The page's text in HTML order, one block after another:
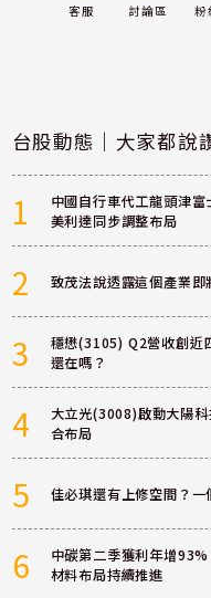
客服 討論區 粉
台股動態｜大家都說
1
中國自行車代工龍頭津
美利達同步調整布局
2 致茂法說透露這個產業即
3
穩懋(3105) Q2營收創近
還在嗎？
4
大立光(3008)啟動大陽
合布局
5 佳必琪還有上修空間？
6
中碳第二季獲利年增
材料布局持續推進